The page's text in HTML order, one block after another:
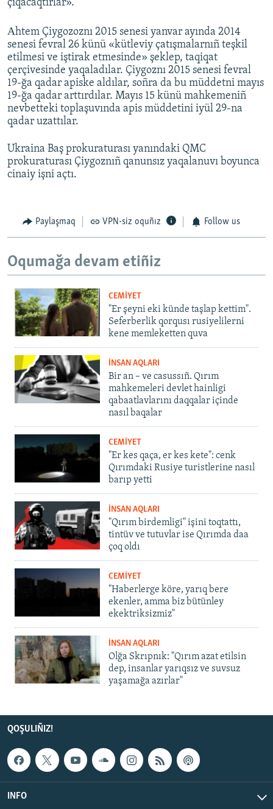
çıqacaqtırlar».
Аhtem Çiygozoznı 2015 senesi yanvar ayında 2014
senesi fevral 26 künü «kütleviy çatışmalarnıñ teşkil
etilmesi ve iştirak etmesinde» şeklep, taqiqat
çerçivesinde yaqaladılar. Çiygoznı 2015 senesi fevral
19-ğa qadar apiske aldılar, soñra da bu müddetni mayıs
19-ğa qadar arttırdılar. Mayıs 15 künü mahkemeniñ
nevbetteki toplaşuvında apis müddetini iyül 29-na
qadar uzattılar.
Ukraina Baş prokuraturası yanındaki QMC
prokuraturası Çiygoznıñ qanunsız yaqalanuvı boyunca
cinaiy işni açtı.
Paylaşmaq VPN-siz oquñız Follow us
Oqumağa devam etiñiz
CEMİYET
"Er şeyni eki künde taşlap kettim".
Seferberlik qorqusı rusiyelilerni
kene memleketten quva
İNSAN AQLARI
Bir an – ve casussıñ. Qırım
mahkemeleri devlet hainligi
qabaatlavlarını daqqalar içinde
nasıl baqalar
CEMİYET
"Er kes qaça, er kes kete": cenk
Qırımdaki Rusiye turistlerine nasıl
barıp yetti
İNSAN AQLARI
"Qırım birdemligi" işini toqtattı,
tintüv ve tutuvlar ise Qırımda daa
çoq oldı
CEMİYET
"Haberlerge köre, yarıq bere
ekenler, amma biz bütünley
ekektriksizmiz"
İNSAN AQLARI
Olğa Skrıpnık: "Qırım azat etilsin
dep, insanlar yarıqsız ve suvsuz
yaşamağa azırlar"
QOŞULIÑIZ!
INFO